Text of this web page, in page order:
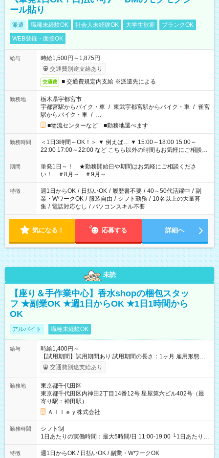
ール貼り
派遣 職種未経験OK 社会人未経験OK 大学生歓迎
ブランクOK
WEB登録・面接OK
給与
時給1,500円～1,875円
交通費別途支給あり
交通費 ■ 交通費規定内支給 ※派遣先による
勤務地
栃木県宇都宮市
宇都宮駅からバイク・車 / 東武宇都宮駅からバイク・車 / 雀宮
駅からバイク・車 / …
■物流センターなど ■勤務地選べます
勤務時間
＜1日3時間～OK！＞ ▼ 例えば… ▼ 15:00～18:00 15:00～
22:00 17:00～22:00 など こちら以外の時間もお気軽にご相談く
ださい！
期間
単発1日～！ ★勤務開始日や期間はお気軽にご相談くださ
い！ ＃8月～ ＃9月～
特徴 週1日からOK / 日払いOK / 履歴書不要 / 40～50代活躍中 / 副
業・WワークOK / 服装自由 / シフト勤務 / 10名以上の大量募
集 / 電話対応なし / パソコンスキル不要
気になる！ 応募する 詳細へ
未読
【座り＆手作業中心】香水shopの梱包スタッ
フ ★副業OK ★週1日からOK ★1日1時間から
OK
アルバイト 職種未経験OK
給与
時給1,400円～
【試用期間】試用期間あり 試用期間の長さ：1ヶ月 雇用形態、
給与は本採用時と同じです。
交通費別途支給あり
勤務地
東京都千代田区
東京都千代田区内神田2丁目14番12号 星屋第六ビル402号（最
寄り駅：神田駅）
Ａｌｌｅｙ株式会社
勤務時間
シフト制
1日あたりの実働時間：最大5時間/日 11:00-19:00 └1日あたりの
実働時間：1-5時間 └上記の時間帯内であれば、いつでも勤務可
能！ └平日・土曜日の中で、お好きな曜日でご勤務いただけま
特徴 週1日からOK / 日払いOK / 副業・WワークOK